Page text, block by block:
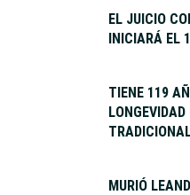
EL JUICIO
INICIARÁ EL
TIENE 119
LONGEVIDAD
MURIÓ